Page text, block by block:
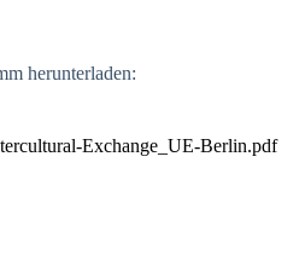
herunterladen:
Exchange_UE-Berlin.pdf